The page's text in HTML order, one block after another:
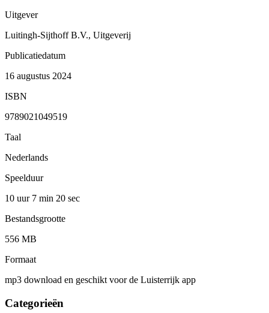
Uitgever
Luitingh-Sijthoff B.V., Uitgeverij
Publicatiedatum
16 augustus 2024
ISBN
9789021049519
Taal
Nederlands
Speelduur
10 uur 7 min 20 sec
Bestandsgrootte
556 MB
Formaat
mp3 download en geschikt voor de Luisterrijk app
Categorieën